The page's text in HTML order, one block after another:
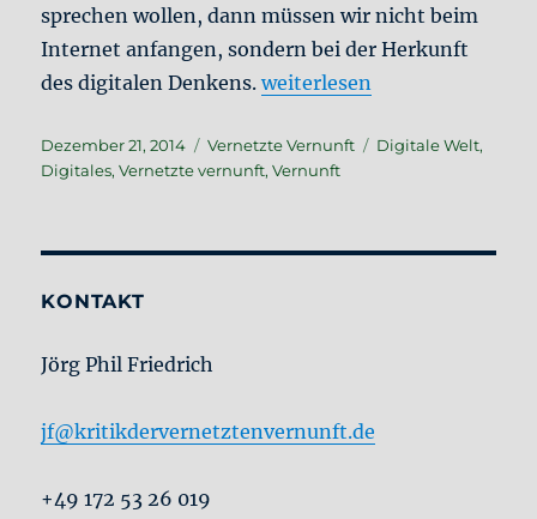
sprechen wollen, dann müssen wir nicht beim
Internet anfangen, sondern bei der Herkunft
des digitalen Denkens.„Die Herkunft der digitalen
weiterlesen
Veröffentlicht
am
Dezember 21, 2014 Kategorien
Vernetzte Vernunft Schlagwörter
Digitale Welt,
Digitales,Vernetzte vernunft,Vernunft
KONTAKT
Jörg Phil Friedrich
jf@kritikdervernetztenvernunft.de
+49 172 53 26 019